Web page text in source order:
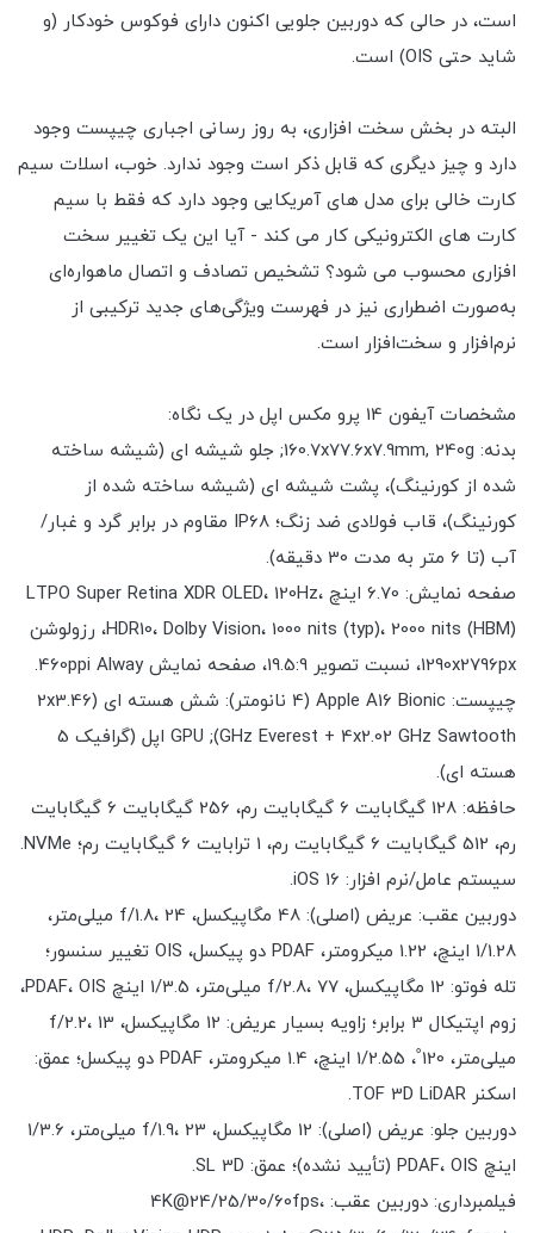
است، در حالی که دوربین جلویی اکنون دارای فوکوس خودکار (و
شاید حتی OIS) است.
البته در بخش سخت افزاری، به روز رسانی اجباری چیپست وجود
دارد و چیز دیگری که قابل ذکر است وجود ندارد. خوب، اسلات سیم
کارت خالی برای مدل های آمریکایی وجود دارد که فقط با سیم
کارت های الکترونیکی کار می کند - آیا این یک تغییر سخت
افزاری محسوب می شود؟ تشخیص تصادف و اتصال ماهواره‌ای
به‌صورت اضطراری نیز در فهرست ویژگی‌های جدید ترکیبی از
نرم‌افزار و سخت‌افزار است.
مشخصات آیفون 14 پرو مکس اپل در یک نگاه:
بدنه: 160.7x77.6x7.9mm, 240g; جلو شیشه ای (شیشه ساخته
شده از کورنینگ)، پشت شیشه ای (شیشه ساخته شده از
کورنینگ)، قاب فولادی ضد زنگ؛ IP68 مقاوم در برابر گرد و غبار/
آب (تا 6 متر به مدت 30 دقیقه).
صفحه نمایش: 6.70 اینچ LTPO Super Retina XDR OLED، 120Hz،
HDR10، Dolby Vision، 1000 nits (typ)، 2000 nits (HBM)، رزولوشن
1290x2796px، نسبت تصویر 19.5:9، صفحه نمایش 460ppi Alway.
چیپست: Apple A16 Bionic (4 نانومتر): شش هسته ای (2x3.46
GHz Everest + 4x2.02 GHz Sawtooth); GPU اپل (گرافیک 5
هسته ای).
حافظه: 128 گیگابایت 6 گیگابایت رم، 256 گیگابایت 6 گیگابایت
رم، 512 گیگابایت 6 گیگابایت رم، 1 ترابایت 6 گیگابایت رم؛ NVMe.
سیستم عامل/نرم افزار: iOS 16.
دوربین عقب: عریض (اصلی): 48 مگاپیکسل، f/1.8، 24 میلی‌متر،
1/1.28 اینچ، 1.22 میکرومتر، PDAF دو پیکسل، OIS تغییر سنسور؛
تله فوتو: 12 مگاپیکسل، f/2.8، 77 میلی‌متر، 1/3.5 اینچ PDAF، OIS،
زوم اپتیکال 3 برابر؛ زاویه بسیار عریض: 12 مگاپیکسل، f/2.2، 13
میلی‌متر، 120˚، 1/2.55 اینچ، 1.4 میکرومتر، PDAF دو پیکسل؛ عمق:
اسکنر TOF 3D LiDAR.
دوربین جلو: عریض (اصلی): 12 مگاپیکسل، f/1.9، 23 میلی‌متر، 1/3.6
اینچ PDAF، OIS (تأیید نشده)؛ عمق: SL 3D.
فیلمبرداری: دوربین عقب: 4K@24/25/30/60fps،